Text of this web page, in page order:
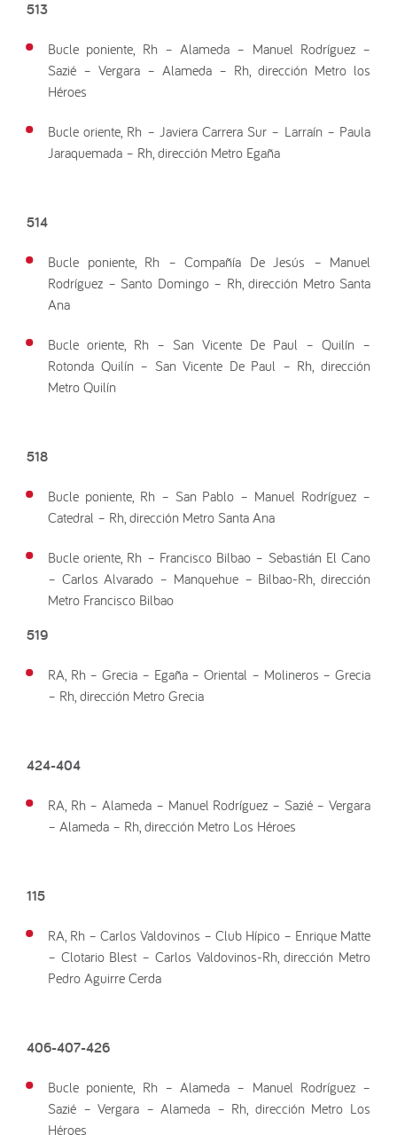
513
Bucle poniente, Rh – Alameda – Manuel Rodríguez –
Sazié – Vergara – Alameda – Rh, dirección Metro los
Héroes
Bucle oriente, Rh – Javiera Carrera Sur – Larraín – Paula
Jaraquemada – Rh, dirección Metro Egaña
514
Bucle poniente, Rh – Compañía De Jesús – Manuel
Rodríguez – Santo Domingo – Rh, dirección Metro Santa
Ana
Bucle oriente, Rh – San Vicente De Paul – Quilín –
Rotonda Quilín – San Vicente De Paul – Rh, dirección
Metro Quilín
518
Bucle poniente, Rh – San Pablo – Manuel Rodríguez –
Catedral – Rh, dirección Metro Santa Ana
Bucle oriente, Rh – Francisco Bilbao – Sebastián El Cano
– Carlos Alvarado – Manquehue – Bilbao-Rh, dirección
Metro Francisco Bilbao
519
RA, Rh – Grecia – Egaña – Oriental – Molineros – Grecia
– Rh, dirección Metro Grecia
424-404
RA, Rh – Alameda – Manuel Rodríguez – Sazié – Vergara
– Alameda – Rh, dirección Metro Los Héroes
115
RA, Rh – Carlos Valdovinos – Club Hípico – Enrique Matte
– Clotario Blest – Carlos Valdovinos-Rh, dirección Metro
Pedro Aguirre Cerda
406-407-426
Bucle poniente, Rh – Alameda – Manuel Rodríguez –
Sazié – Vergara – Alameda – Rh, dirección Metro Los
Héroes